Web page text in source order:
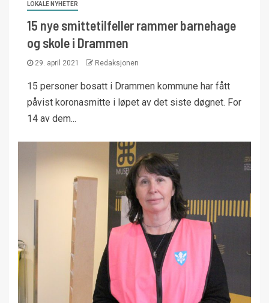
LOKALE NYHETER
15 nye smittetilfeller rammer barnehage
og skole i Drammen
29. april 2021 Redaksjonen
15 personer bosatt i Drammen kommune har fått
påvist koronasmitte i løpet av det siste døgnet. For
14 av dem...